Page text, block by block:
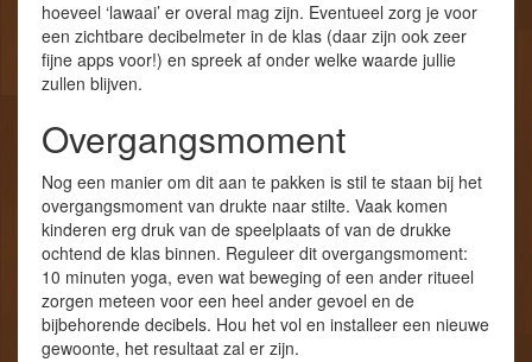
hoeveel ‘lawaai’ er overal mag zijn. Eventueel zorg je voor
een zichtbare decibelmeter in de klas (daar zijn ook zeer
fijne apps voor!) en spreek af onder welke waarde jullie
zullen blijven.
Overgangsmoment
Nog een manier om dit aan te pakken is stil te staan bij het
overgangsmoment van drukte naar stilte. Vaak komen
kinderen erg druk van de speelplaats of van de drukke
ochtend de klas binnen. Reguleer dit overgangsmoment:
10 minuten yoga, even wat beweging of een ander ritueel
zorgen meteen voor een heel ander gevoel en de
bijbehorende decibels. Hou het vol en installeer een nieuwe
gewoonte, het resultaat zal er zijn.